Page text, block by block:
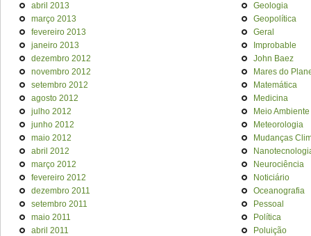
abril 2013
março 2013
fevereiro 2013
janeiro 2013
dezembro 2012
novembro 2012
setembro 2012
agosto 2012
julho 2012
junho 2012
maio 2012
abril 2012
março 2012
fevereiro 2012
dezembro 2011
setembro 2011
maio 2011
abril 2011
Geologia
Geopolítica
Geral
Improbable
John Baez
Mares do
Matemática
Medicina
Meio Ambiente
Meteorologia
Mudanças
Neurociência
Noticiário
Oceanografia
Pessoal
Política
Poluição